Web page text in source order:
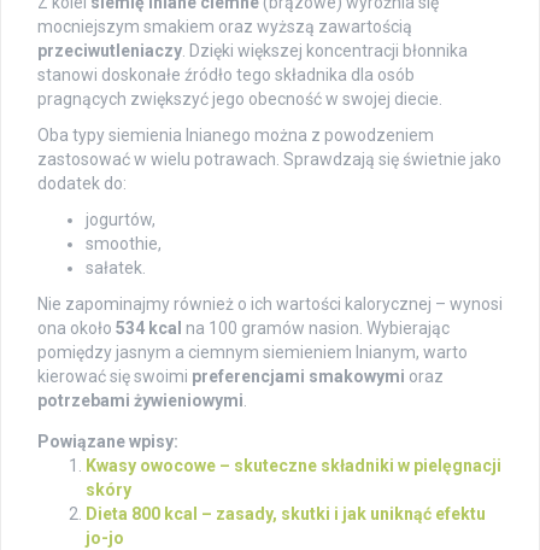
mocniejszym smakiem oraz wyższą zawartością
przeciwutleniaczy. Dzięki większej koncentracji błonnika
stanowi doskonałe źródło tego składnika dla osób
pragnących zwiększyć jego obecność w swojej diecie.
Oba typy siemienia lnianego można z powodzeniem
zastosować w wielu potrawach. Sprawdzają się świetnie jako
dodatek do:
jogurtów,
smoothie,
sałatek.
Nie zapominajmy również o ich wartości kalorycznej – wynosi
ona około 534 kcal na 100 gramów nasion. Wybierając
pomiędzy jasnym a ciemnym siemieniem lnianym, warto
kierować się swoimi preferencjami smakowymi oraz
potrzebami żywieniowymi.
Powiązane wpisy:
Kwasy owocowe – skuteczne składniki w pielęgnacji
skóry
Dieta 800 kcal – zasady, skutki i jak uniknąć efektu
jo-jo